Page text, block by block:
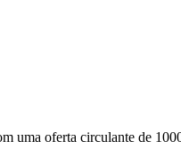
uma oferta circulante de